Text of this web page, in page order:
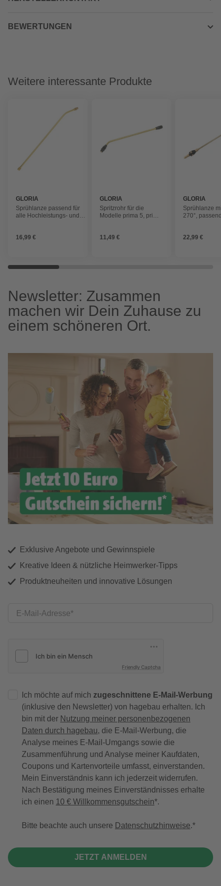
BEWERTUNGEN
Weitere interessante Produkte
GLORIA
Sprühlanze passend für
alle Hochleistungs- und
Hohlkegeldüse
16,99 €
GLORIA
Spritzrohr für die
Modelle prima 5, prima
11,49 €
GLORIA
Sprühlanze
270°,
3 - 18 L,
22,99 €
Newsletter: Zusammen
machen wir Dein Zuhause zu
einem schöneren Ort.
Exklusive Angebote und Gewinnspiele
Kreative Ideen & nützliche Heimwerker-Tipps
Produktneuheiten und innovative Lösungen
E-Mail-Adresse
Friendly Captcha
Ich möchte auf mich zugeschnittene E-Mail-Werbung
(inklusive den Newsletter) von hagebau erhalten. Ich
bin mit der Nutzung meiner personenbezogenen
Daten durch hagebau, die E-Mail-Werbung, die
Analyse meines E-Mail-Umgangs sowie die
Zusammenführung und Analyse meiner Kaufdaten,
Coupons und Kartenvorteile umfasst, einverstanden.
Mein Einverständnis kann ich jederzeit widerrufen.
Nach Bestätigung meines Einverständnisses erhalte
ich einen 10 € Willkommensgutschein*.
Bitte beachte auch unsere Datenschutzhinweise.
JETZT ANMELDEN